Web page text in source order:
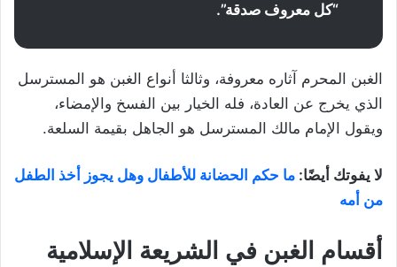
“كل معروف صدقة”.
الغبن المحرم آثاره معروفة، وثالثا أنواع الغبن هو المسترسل
الذي يخرج عن العادة، فله الخيار بين الفسخ والإمضاء،
ويقول الإمام مالك المسترسل هو الجاهل بقيمة السلعة.
لا يفوتك أيضًا: ما حكم الحضانة للأطفال وهل يجوز أخذ الطفل
من أمه
أقسام الغبن في الشريعة الإسلامية